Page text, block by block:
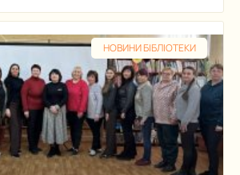
НОВИНИ БІБЛІОТЕКИ